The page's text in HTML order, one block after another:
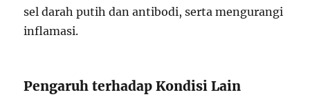
sel darah putih dan antibodi, serta mengurangi
inflamasi.
Pengaruh terhadap Kondisi Lain